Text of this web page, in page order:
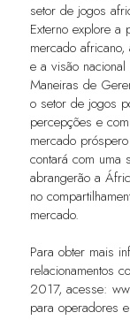
setor de jogos
Externo explore a
mercado
e a visão
Maneiras de
o setor de jogos
percepções e
mercado
contará com uma
abrangerão a
no
mercado.
Para obter mais
relacionamentos
2017, acesse:
para operadores